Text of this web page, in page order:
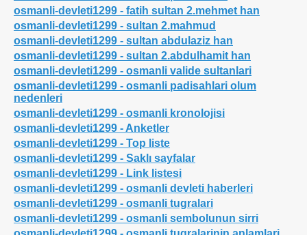
osmanli-devleti1299 - fatih sultan 2.mehmet han
osmanli-devleti1299 - sultan 2.mahmud
osmanli-devleti1299 - sultan abdulaziz han
osmanli-devleti1299 - sultan 2.abdulhamit han
osmanli-devleti1299 - osmanli valide sultanlari
osmanli-devleti1299 - osmanli padisahlari olum
nedenleri
osmanli-devleti1299 - osmanli kronolojisi
osmanli-devleti1299 - Anketler
osmanli-devleti1299 - Top liste
osmanli-devleti1299 - Saklı sayfalar
osmanli-devleti1299 - Link listesi
osmanli-devleti1299 - osmanli devleti haberleri
osmanli-devleti1299 - osmanli tugralari
osmanli-devleti1299 - osmanli sembolunun sirri